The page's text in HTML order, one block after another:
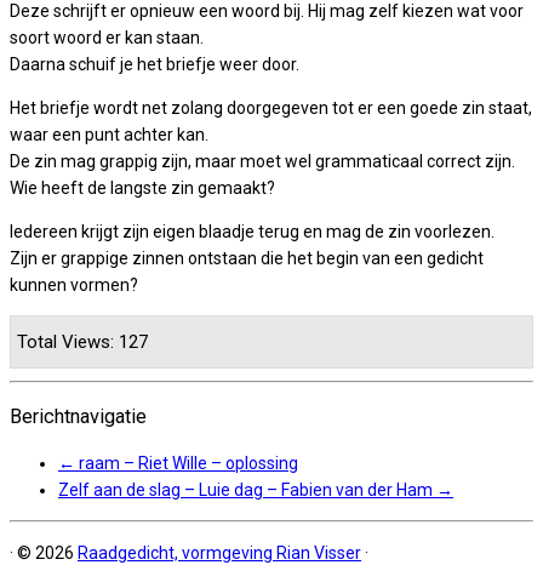
Deze schrijft er opnieuw een woord bij. Hij mag zelf kiezen wat voor
soort woord er kan staan.
Daarna schuif je het briefje weer door.
Het briefje wordt net zolang doorgegeven tot er een goede zin staat,
waar een punt achter kan.
De zin mag grappig zijn, maar moet wel grammaticaal correct zijn.
Wie heeft de langste zin gemaakt?
Iedereen krijgt zijn eigen blaadje terug en mag de zin voorlezen.
Zijn er grappige zinnen ontstaan die het begin van een gedicht
kunnen vormen?
Total Views: 127
Berichtnavigatie
← raam – Riet Wille – oplossing
Zelf aan de slag – Luie dag – Fabien van der Ham →
· © 2026 Raadgedicht, vormgeving Rian Visser·